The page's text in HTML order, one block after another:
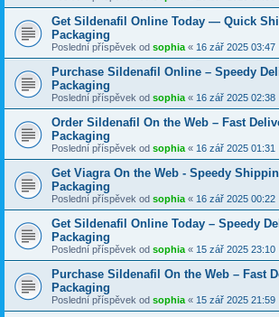
Get Sildenafil Online Today — Quick
Packaging
Poslední příspěvek od sophia « 16 zář 2025 03:47
Purchase Sildenafil Online – Speedy
Packaging
Poslední příspěvek od sophia « 16 zář 2025 02:38
Order Sildenafil On the Web – Fast
Packaging
Poslední příspěvek od sophia « 16 zář 2025 01:31
Get Viagra On the Web - Speedy
Packaging
Poslední příspěvek od sophia « 16 zář 2025 00:22
Get Sildenafil Online Today – Speedy
Packaging
Poslední příspěvek od sophia « 15 zář 2025 23:10
Purchase Sildenafil On the Web – Fast
Packaging
Poslední příspěvek od sophia « 15 zář 2025 21:59